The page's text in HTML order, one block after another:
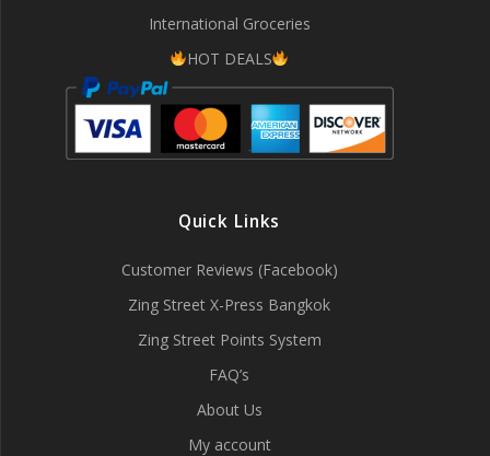
International Groceries
HOT DEALS
Quick Links
Customer Reviews (Facebook)
Zing Street X-Press Bangkok
Zing Street Points System
FAQ’s
About Us
My account